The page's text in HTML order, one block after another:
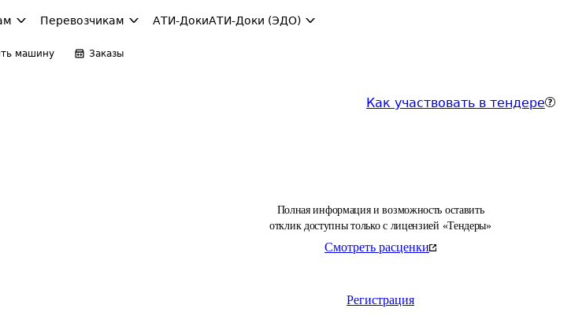
Перевозчикам АТИ-ДокиАТИ-Доки (ЭДО)
машину Заказы
Как участвовать в тендере
Полная информация и возможность оставить
отклик доступны только с лицензией «Тендеры»
Смотреть расценки
Регистрация